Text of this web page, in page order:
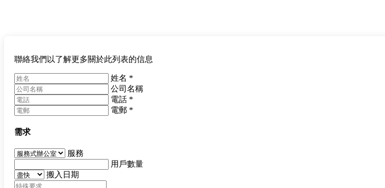
聯絡我們以了解更多關於此列表的信息
姓名 *
公司名稱
電話 *
電郵 *
需求
服務
用戶數量
搬入日期